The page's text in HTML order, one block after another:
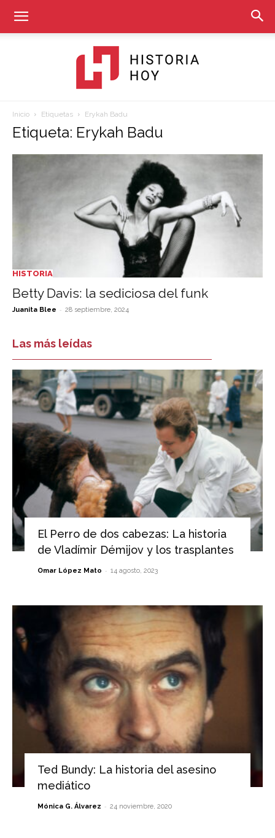
Hoy
Inicio Etiquetas Erykah Badu
Etiqueta: Erykah Badu
HISTORIA
Betty Davis: la sediciosa del funk
Juanita Blee - 28 septiembre, 2024
Las más leídas
El Perro de dos cabezas: La historia
de Vladímir Démijov y los trasplantes
Omar López Mato - 14 agosto, 2023
Ted Bundy: La historia del asesino
mediático
Mónica G. Álvarez - 24 noviembre, 2020